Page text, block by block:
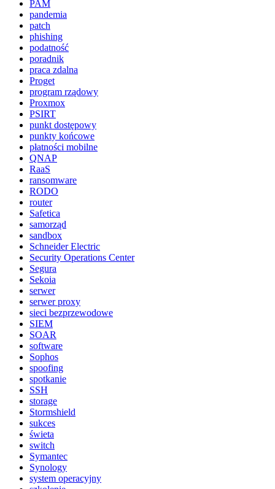
PAM
pandemia
patch
phishing
podatność
poradnik
praca zdalna
Proget
program rządowy
Proxmox
PSIRT
punkt dostępowy
punkty końcowe
płatności mobilne
QNAP
RaaS
ransomware
RODO
router
Safetica
samorząd
sandbox
Schneider Electric
Security Operations Center
Segura
Sekoia
serwer
serwer proxy
sieci bezprzewodowe
SIEM
SOAR
software
Sophos
spoofing
spotkanie
SSH
storage
Stormshield
sukces
świeta
switch
Symantec
Synology
system operacyjny